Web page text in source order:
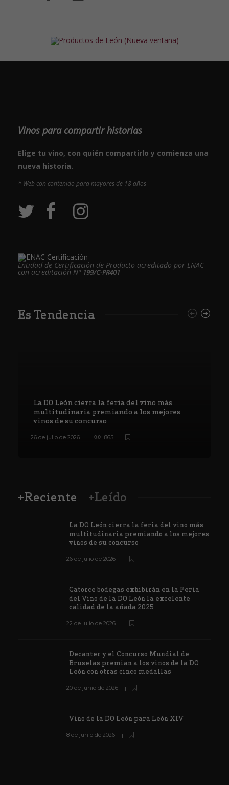
Vinos para compartir historias
Elige tu vino, con quién compartirlo y comienza una
nueva historia.
* Web con contenido para mayores de 18 años
Entidad de Certificación de Producto acreditado por ENAC
con acreditación Nº 199/C-PR401
Es Tendencia
La DO León cierra la feria del vino más
multitudinaria premiando a los mejores
vinos de su concurso
26 de julio de 2026 865
+Reciente +Leído
La DO León cierra la feria del vino más
multitudinaria premiando a los mejores
vinos de su concurso
26 de julio de 2026
Catorce bodegas exhibirán en la Feria
del Vino de la DO León la excelente
calidad de la añada 2025
22 de julio de 2026
Decanter y el Concurso Mundial de
Bruselas premian a los vinos de la DO
León con otras cinco medallas
20 de junio de 2026
Vino de la DO León para León XIV
8 de junio de 2026